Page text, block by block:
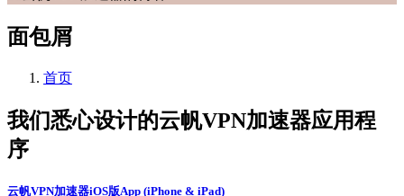
面包屑
首页
我们悉心设计的云帆VPN加速器应用程
序
云帆VPN加速器iOS版App (iPhone & iPad)